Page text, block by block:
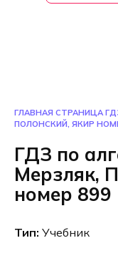
ГЛАВНАЯ СТРАНИЦА
ПОЛОНСКИЙ, ЯКИР
ГДЗ по
Мерзляк,
номер 899
Тип: Учебник